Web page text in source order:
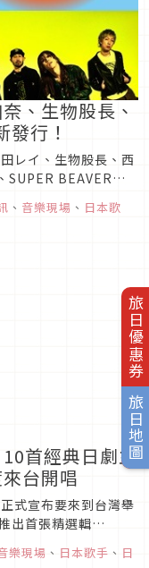
旅日優惠券
旅日地圖
、生物股長、
發行！
レイ、生物股長、西
BEAVER、
歌吧！
、 音樂現場 、 日本歌
首經典日劇主
台開唱
式宣布要來到台灣舉
出首張精選輯
往台北和香港開唱，
樂現場 、 日本歌手 、 日